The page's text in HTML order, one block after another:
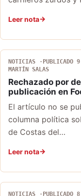
Leer nota
NOTICIAS PUBLICADO
MARTÍN SALAS
Rechazado por
publicación en
El artículo no se
columna política
de Costas del…
Leer nota
NOTICIAS PUBLICADO